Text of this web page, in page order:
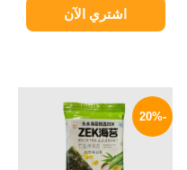
اشتري الآن
-20%
الأصلي
هو:
80 EGP.
الحالي
هو:
64 EGP.
هناك
العديد
من